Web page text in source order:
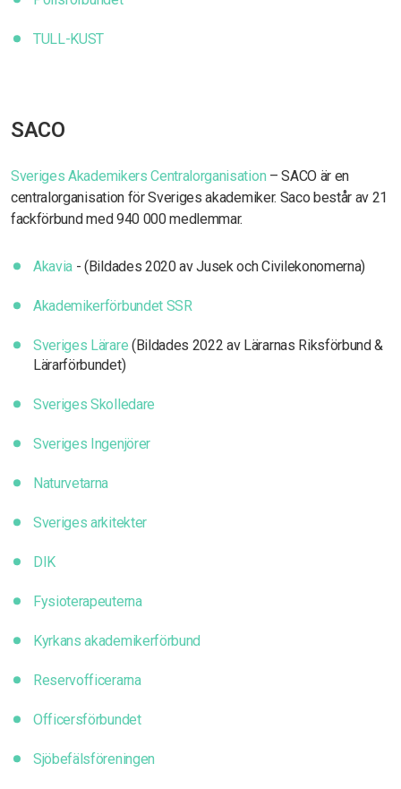
TULL-KUST
SACO
Sveriges Akademikers Centralorganisation – SACO är en
centralorganisation för Sveriges akademiker. Saco består av 21
fackförbund med 940 000 medlemmar.
Akavia - (Bildades 2020 av Jusek och Civilekonomerna)
Akademikerförbundet SSR
Sveriges Lärare (Bildades 2022 av Lärarnas Riksförbund &
Lärarförbundet)
Sveriges Skolledare
Sveriges Ingenjörer
Naturvetarna
Sveriges arkitekter
DIK
Fysioterapeuterna
Kyrkans akademikerförbund
Reservofficerarna
Officersförbundet
Sjöbefälsföreningen